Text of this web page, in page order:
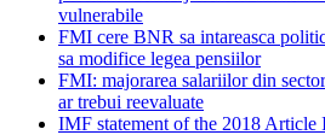
vulnerabile
FMI cere BNR sa intareasca
sa modifice legea pensiilor
FMI: majorarea salariilor din
ar trebui reevaluate
IMF statement of the 2018